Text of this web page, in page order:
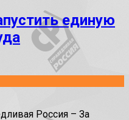
единую
Россия – За